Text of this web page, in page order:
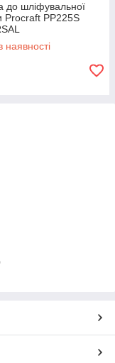
до шліфувальної
Procraft PP225S